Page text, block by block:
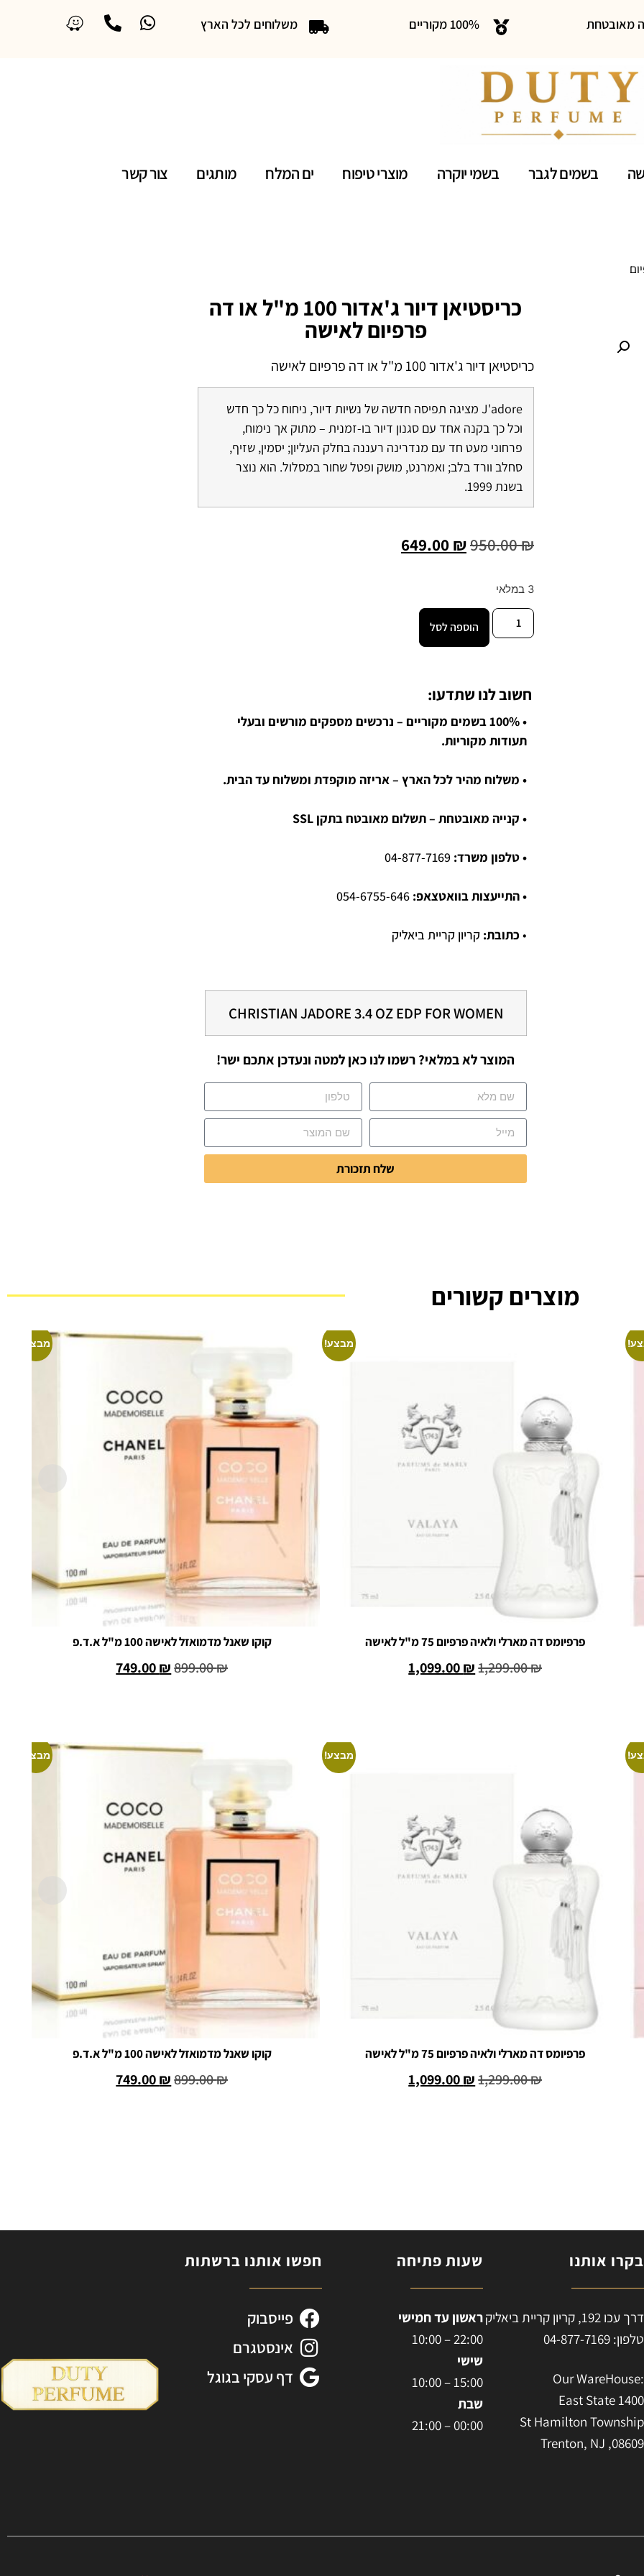
מאובטחת 100% מקוריים משלוחים לכל הארץ
בשמים לגבר בשמי יוקרה מוצרי טיפוח ים המלח מותגים צור קשר
כריסטיאן דיור ג'אדור 100 מ"ל או דה
פרפיום לאישה
כריסטיאן דיור ג'אדור 100 מ"ל או דה פרפיום לאישה
J'adore מציגה תפיסה חדשה של נשיות דיור, ניחוח כל כך חדש
וכל כך בקנה אחד עם סגנון דיור בו-זמנית – מתוק אך נימוח,
פרחוני מעט חד עם מנדרינה רעננה בחלק העליון; יסמין, שזיף,
סחלב וורד בלב; ואמרנט, מושק ופטל שחור במסלול. הוא נוצר
בשנת 1999.
950.00₪
649.00 ₪
3 במלאי
הוספה לסל
חשוב לנו שתדעו:
• 100% בשמים מקוריים – נרכשים מספקים מורשים ובעלי
תעודות מקוריות.
• משלוח מהיר לכל הארץ – אריזה מוקפדת ומשלוח עד הבית.
• קנייה מאובטחת – תשלום מאובטח בתקן SSL
• טלפון משרד:
• התייעצות בוואטצאפ:
• כתובת: קריון קריית ביאליק
CHRISTIAN JADORE 3.4 OZ EDP FOR WOMEN
המוצר לא במלאי? רשמו לנו כאן למטה ונעדכן אתכם ישר!
שלח תזכורת
מוצרים קשורים
מבצע!
קוקו שאנל מדמואזל לאישה 100 מ"ל א.ד.פ
899.00₪
749.00₪
מבצע!
פרפיומס דה מארלי ולאיה פרפיום 75 מ"ל לאישה
1,299.00₪
1,099.00₪
מבצע!
קוקו שאנל מדמואזל לאישה 100 מ"ל א.ד.פ
899.00₪
749.00₪
מבצע!
פרפיומס דה מארלי ולאיה פרפיום 75 מ"ל לאישה
1,299.00₪
1,099.00₪
בקרו אותנו
דרך עכו 192, קריון קריית ביאליק
טלפון: 04-877-7169
:Our WareHouse
East State 1400
St Hamilton Township
Trenton, NJ ,08609
שעות פתיחה
ראשון עד חמישי
22:00 – 10:00
שישי
15:00 – 10:00
שבת
00:00 – 21:00
חפשו אותנו ברשתות
פייסבוק
אינסטגרם
דף עסקי בגוגל